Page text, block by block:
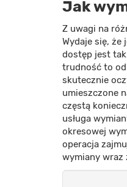
Jak
Z uwagi na
Wydaje się,
dostęp jest
trudność to
skutecznie
umieszczone
częstą
usługa
okresowej
operacja
wymiany wraz